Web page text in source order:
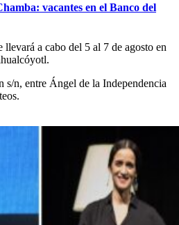
vacantes en el Banco del
llevará a cabo del 5 al 7 de agosto en
s/n, entre Ángel de la Independencia